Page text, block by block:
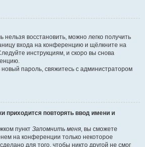
нельзя восстановить, можно легко получить
входа на конференцию и щёлкните на
инструкциям, и скоро вы снова
новый пароль, свяжитесь с администратором
приходится повторять ввод имени и
пункт Запомнить меня, вы сможете
на конференции только некоторое
для того, чтобы никто другой не смог